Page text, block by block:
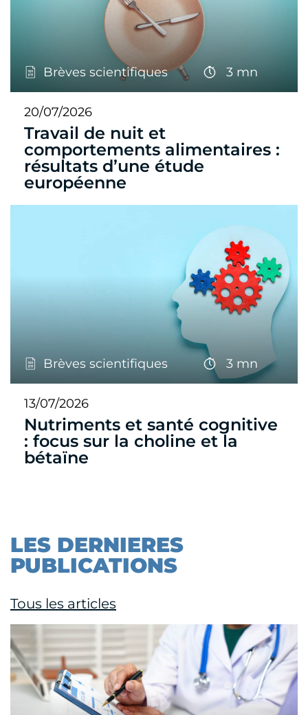
Brèves scientifiques 3 mn
20/07/2026
Travail de nuit et
comportements alimentaires :
résultats d’une étude
européenne
Brèves scientifiques 3 mn
13/07/2026
Nutriments et santé cognitive
: focus sur la choline et la
bétaïne
LES DERNIERES
PUBLICATIONS
Tous les articles